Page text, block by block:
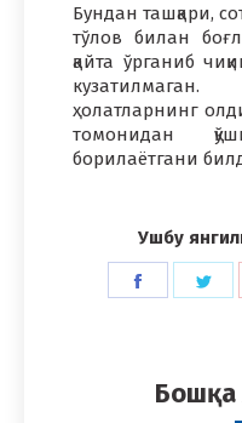
Бундан ташқари,
тўлов билан
қайта ўрганиб
ҳолатларнинг
томонидан
борилаётгани
Ушбу
Share
Бошқа